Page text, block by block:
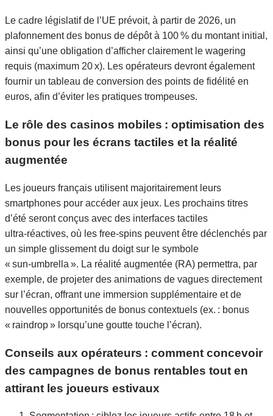
Le cadre législatif de l’UE prévoit, à partir de 2026, un
plafonnement des bonus de dépôt à 100 % du montant initial,
ainsi qu’une obligation d’afficher clairement le wagering
requis (maximum 20 x). Les opérateurs devront également
fournir un tableau de conversion des points de fidélité en
euros, afin d’éviter les pratiques trompeuses.
Le rôle des casinos mobiles : optimisation des
bonus pour les écrans tactiles et la réalité
augmentée
Les joueurs français utilisent majoritairement leurs
smartphones pour accéder aux jeux. Les prochains titres
d’été seront conçus avec des interfaces tactiles
ultra‑réactives, où les free‑spins peuvent être déclenchés par
un simple glissement du doigt sur le symbole
« sun‑umbrella ». La réalité augmentée (RA) permettra, par
exemple, de projeter des animations de vagues directement
sur l’écran, offrant une immersion supplémentaire et de
nouvelles opportunités de bonus contextuels (ex. : bonus
« raindrop » lorsqu’une goutte touche l’écran).
Conseils aux opérateurs : comment concevoir
des campagnes de bonus rentables tout en
attirant les joueurs estivaux